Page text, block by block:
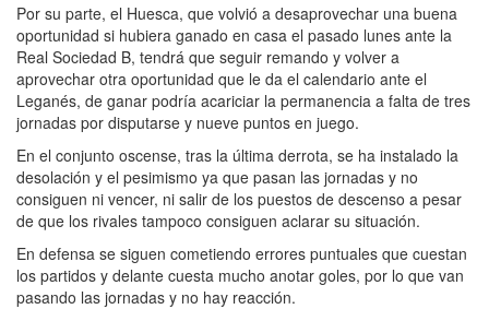
Por su parte, el Huesca, que volvió a desaprovechar una buena
oportunidad si hubiera ganado en casa el pasado lunes ante la
Real Sociedad B, tendrá que seguir remando y volver a
aprovechar otra oportunidad que le da el calendario ante el
Leganés, de ganar podría acariciar la permanencia a falta de tres
jornadas por disputarse y nueve puntos en juego.
En el conjunto oscense, tras la última derrota, se ha instalado la
desolación y el pesimismo ya que pasan las jornadas y no
consiguen ni vencer, ni salir de los puestos de descenso a pesar
de que los rivales tampoco consiguen aclarar su situación.
En defensa se siguen cometiendo errores puntuales que cuestan
los partidos y delante cuesta mucho anotar goles, por lo que van
pasando las jornadas y no hay reacción.